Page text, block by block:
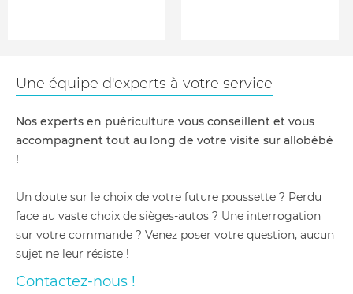
Une équipe d'experts à votre service
Nos experts en puériculture vous conseillent et vous
accompagnent tout au long de votre visite sur allobébé
!
Un doute sur le choix de votre future poussette ? Perdu
face au vaste choix de sièges-autos ? Une interrogation
sur votre commande ? Venez poser votre question, aucun
sujet ne leur résiste !
Contactez-nous !